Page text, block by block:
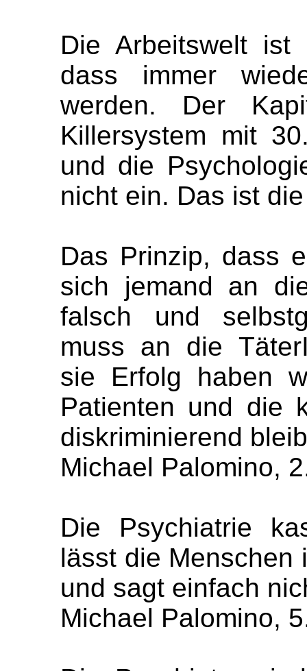
Die Arbeitswelt ist
dass immer
werden. Der
Killersystem mit
und die
nicht ein. Das ist
Das Prinzip, dass
sich jemand an
falsch und
muss an die
sie Erfolg haben
Patienten und die
diskriminierend
Michael Palomino,
Die Psychiatrie
lässt die Menschen
und sagt einfach
Michael Palomino,